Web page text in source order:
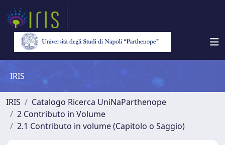
IRIS
IRIS
Catalogo Ricerca UniNaParthenope
2 Contributo in Volume
2.1 Contributo in volume (Capitolo o Saggio)